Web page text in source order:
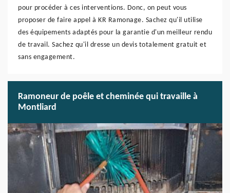
pour procéder à ces interventions. Donc, on peut vous
proposer de faire appel à KR Ramonage. Sachez qu'il utilise
des équipements adaptés pour la garantie d'un meilleur rendu
de travail. Sachez qu'il dresse un devis totalement gratuit et
sans engagement.
Ramoneur de poêle et cheminée qui travaille à
Montliard